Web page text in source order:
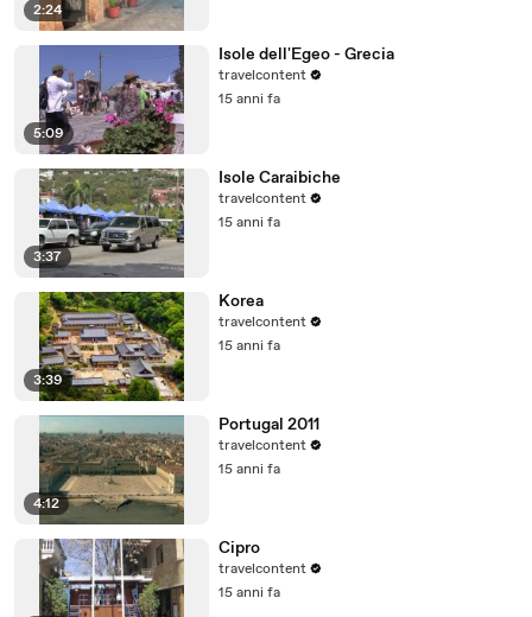
2:24
5:09
Isole dell'Egeo - Grecia
travelcontent
15 anni fa
3:37
Isole Caraibiche
travelcontent
15 anni fa
3:39
Korea
travelcontent
15 anni fa
4:12
Portugal 2011
travelcontent
15 anni fa
Cipro
travelcontent
15 anni fa